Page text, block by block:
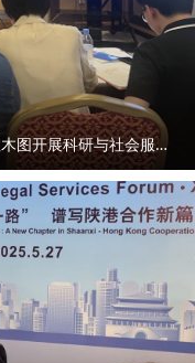
国际法学院张光耀博士在哈萨克斯坦阿拉木图开展科研与社会服务活动